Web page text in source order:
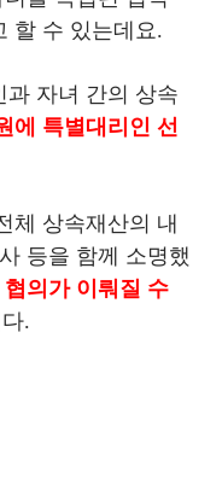
할 수 있는데요.
과 자녀 간의 상속
에 특별대리인 선
체 상속재산의 내
등을 함께 소명했
의가 이뤄질 수
.